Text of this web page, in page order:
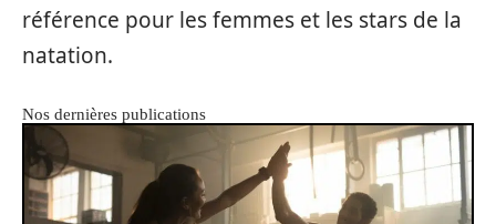
référence pour les femmes et les stars de la
natation.
Nos dernières publications